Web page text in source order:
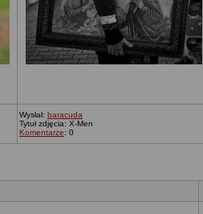
Wysłał: baracuda
Tytuł zdjęcia: X-Men
Komentarze: 0